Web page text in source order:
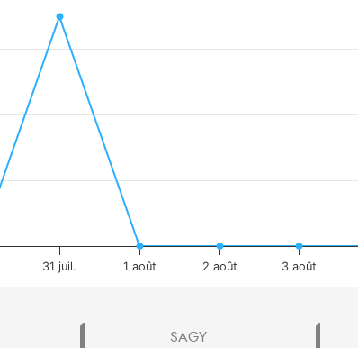
31 juil. 1 août 2 août 3 août
SAGY